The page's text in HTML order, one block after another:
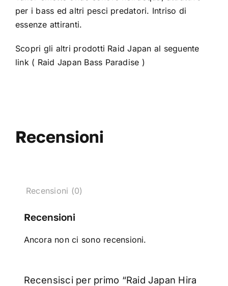
per i bass ed altri pesci predatori. Intriso di
essenze attiranti.
Scopri gli altri prodotti Raid Japan al seguente
link ( Raid Japan Bass Paradise )
Recensioni
Recensioni (0)
Recensioni
Ancora non ci sono recensioni.
Recensisci per primo “Raid Japan Hira